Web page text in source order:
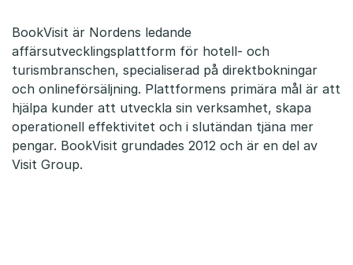
BookVisit är Nordens ledande
affärsutvecklingsplattform för hotell- och
turismbranschen, specialiserad på direktbokningar
och onlineförsäljning. Plattformens primära mål är att
hjälpa kunder att utveckla sin verksamhet, skapa
operationell effektivitet och i slutändan tjäna mer
pengar. BookVisit grundades 2012 och är en del av
Visit Group.